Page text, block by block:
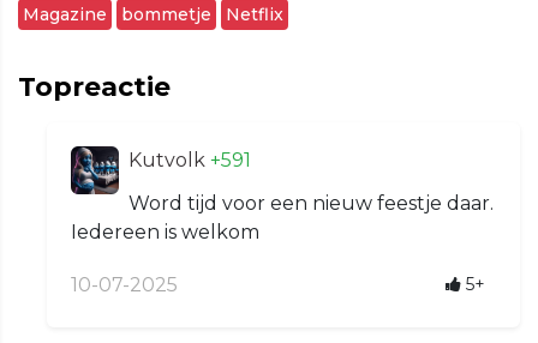
Magazine bommetje Netflix
Topreactie
Kutvolk +591
Word tijd voor een nieuw feestje daar.
Iedereen is welkom
10-07-2025 5+